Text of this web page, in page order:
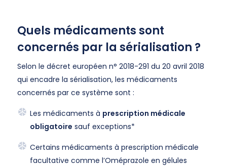
Quels médicaments sont
concernés par la sérialisation ?
Selon le décret européen n° 2018-291 du 20 avril 2018
qui encadre la sérialisation, les médicaments
concernés par ce système sont :
Les médicaments à prescription médicale
obligatoire sauf exceptions*
Certains médicaments à prescription médicale
facultative comme l’Oméprazole en gélules